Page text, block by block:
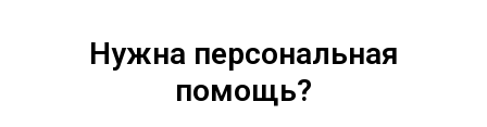
Нужна персональная
помощь?